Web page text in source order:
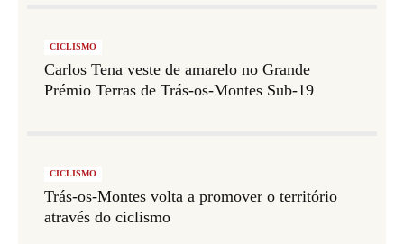
CICLISMO
Carlos Tena veste de amarelo no Grande
Prémio Terras de Trás-os-Montes Sub-19
CICLISMO
Trás-os-Montes volta a promover o território
através do ciclismo